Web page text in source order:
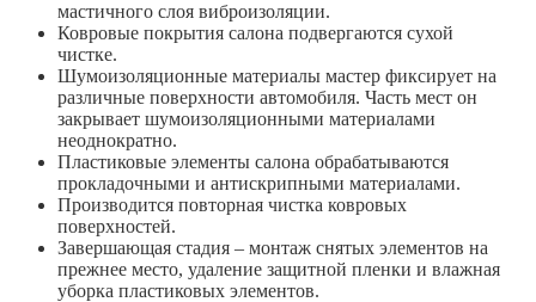
мастичного слоя виброизоляции.
Ковровые покрытия салона подвергаются сухой
чистке.
Шумоизоляционные материалы мастер фиксирует на
различные поверхности автомобиля. Часть мест он
закрывает шумоизоляционными материалами
неоднократно.
Пластиковые элементы салона обрабатываются
прокладочными и антискрипными материалами.
Производится повторная чистка ковровых
поверхностей.
Завершающая стадия – монтаж снятых элементов на
прежнее место, удаление защитной пленки и влажная
уборка пластиковых элементов.